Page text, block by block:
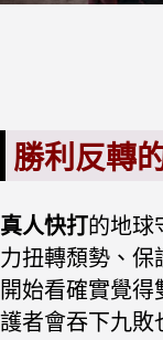
勝利反轉
真人快打的地球
力扭轉頹勢、保
開始看確實覺
護者會吞下九敗